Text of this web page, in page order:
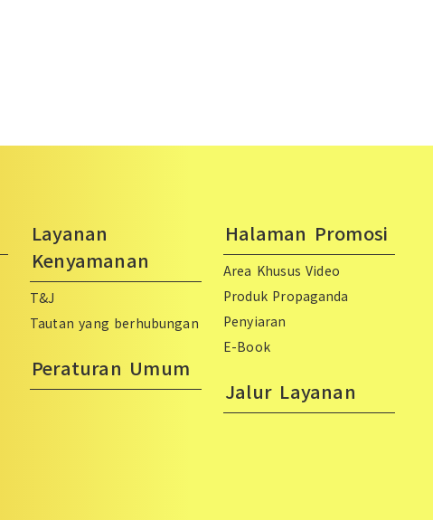
Layanan
Kenyamanan
T&J
Tautan yang berhubungan
Peraturan Umum
Halaman Promosi
Area Khusus Video
Produk Propaganda
Penyiaran
E-Book
Jalur Layanan